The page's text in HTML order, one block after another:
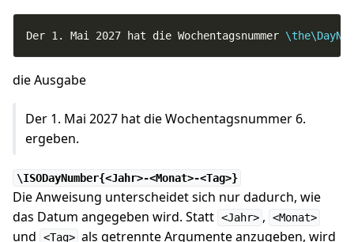
Der 1. Mai 2027 hat die Wochentagsnummer
die Ausgabe
Der 1. Mai 2027 hat die Wochentagsnummer 6.
ergeben.
\ISODayNumber{<Jahr>-<Monat>-<Tag>}
Die Anweisung unterscheidet sich nur dadurch, wie
das Datum angegeben wird. Statt <Jahr> , <Monat>
und <Tag> als getrennte Argumente anzugeben, wird